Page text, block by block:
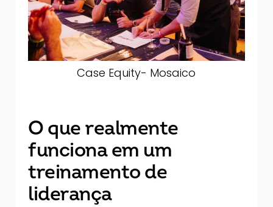
Case Equity- Mosaico
O que realmente
funciona em um
treinamento de
liderança